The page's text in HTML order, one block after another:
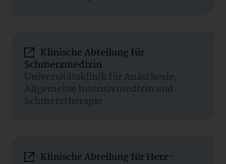
Klinische Abteilung für
Schmerzmedizin
Universitätsklinik für Anästhesie,
Allgemeine Intensivmedizin und
Schmerztherapie
Klinische Abteilung für Herz-